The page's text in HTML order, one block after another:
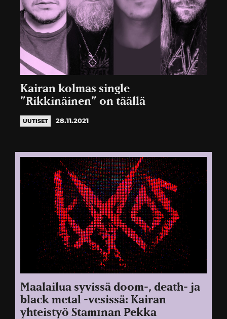
Kairan kolmas single
”Rikkinäinen” on täällä
UUTISET 28.11.2021
Maalailua syvissä doom-, death- ja
black metal -vesissä: Kairan
yhteistyö Stam1nan Pekka